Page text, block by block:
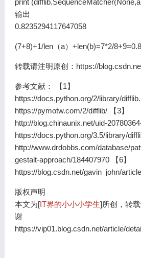
print
输出
0.8235294117647058
(7+8)+1/len（a）+len(b)=7*2/
转载请注明原创：https://
参考文献： 【1】
https://docs.python.org/2/library/
https://pymotw.com/2/difflib/ 【3】
http://blog.chinaunix.net/uid-
https://docs.python.org/3.5/library/
http://www.drdobbs.com/database/
gestalt-approach/184407970 【6】
https://blog.csdn.net/gavin_john/
版权声明
本文为[IT界的小小小学生]所创，转
谢
https://vip01.blog.csdn.net/article/